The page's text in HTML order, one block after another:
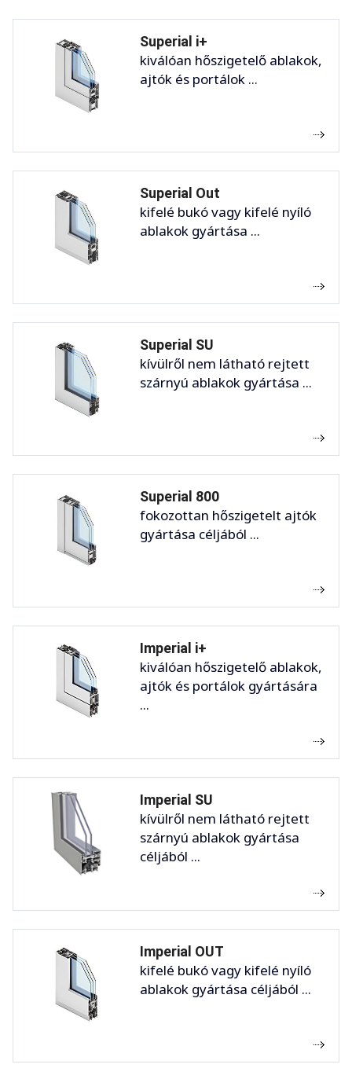
Superial i+
kiválóan hőszigetelő ablakok,
ajtók és portálok ...
Superial Out
kifelé bukó vagy kifelé nyíló
ablakok gyártása ...
Superial SU
kívülről nem látható rejtett
szárnyú ablakok gyártása ...
Superial 800
fokozottan hőszigetelt ajtók
gyártása céljából ...
Imperial i+
kiválóan hőszigetelő ablakok,
ajtók és portálok gyártására
...
Imperial SU
kívülről nem látható rejtett
szárnyú ablakok gyártása
céljából ...
Imperial OUT
kifelé bukó vagy kifelé nyíló
ablakok gyártása céljából ...